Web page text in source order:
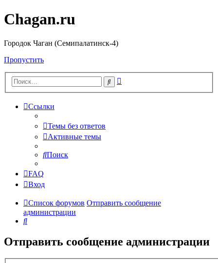
Chagan.ru
Городок Чаган (Семипалатинск-4)
Пропустить
Поиск
Ссылки
Темы без ответов
Активные темы
Поиск
FAQ
Вход
Список форумов Отправить сообщение
администрации
Поиск
Отправить сообщение администрации